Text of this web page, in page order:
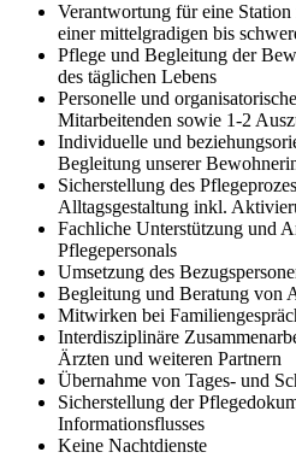
Verantwortung für eine
einer mittelgradigen bis
Pflege und Begleitung der
des täglichen Lebens
Personelle und
Mitarbeitenden sowie 1-2
Individuelle und
Begleitung unserer
Sicherstellung des
Alltagsgestaltung inkl.
Fachliche Unterstützung und
Pflegepersonals
Umsetzung des
Begleitung und Beratung von
Mitwirken bei
Interdisziplinäre
Ärzten und weiteren Partnern
Übernahme von Tages- und
Sicherstellung der
Informationsflusses
Keine Nachtdienste